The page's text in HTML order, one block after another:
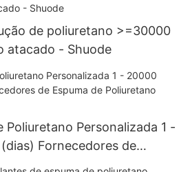
de poliuretano >=30000
atacado - Shuode
Poliuretano Personalizada 1 -
Fornecedores de
Personalizada